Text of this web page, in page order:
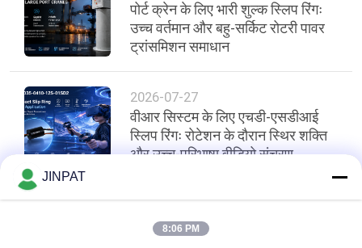
पोर्ट क्रेन के लिए भारी शुल्क स्लिप रिंगः
उच्च वर्तमान और बहु-सर्किट रोटरी पावर
ट्रांसमिशन समाधान
2026-07-27
वीआर सिस्टम के लिए एचडी-एसडीआई
स्लिप रिंगः रोटेशन के दौरान स्थिर शक्ति
और उच्च-परिभाषा वीडियो संचरण
शीर्ष
JINPAT
8:06 PM